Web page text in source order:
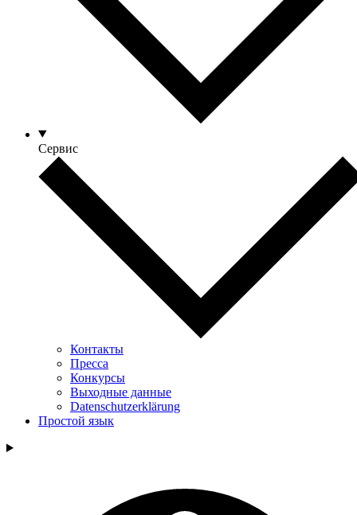
Сервис
Контакты
Пресса
Конкурсы
Выходные данные
Datenschutzerklärung
Простой язык